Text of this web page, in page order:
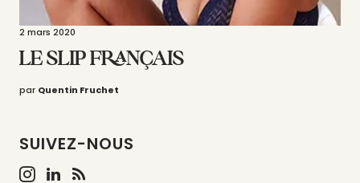
2 mars 2020
LE SLIP FRANÇAIS
par Quentin Fruchet
SUIVEZ-NOUS